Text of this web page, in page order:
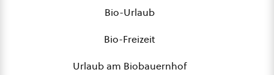
Bio-Urlaub
Bio-Freizeit
Urlaub am Biobauernhof